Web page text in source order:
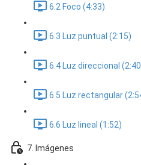
6.2 Foco (4:33)
6.3 Luz puntual (2:15)
6.4 Luz direccional
6.5 Luz rectangular
6.6 Luz lineal (1:52)
7. Imágenes